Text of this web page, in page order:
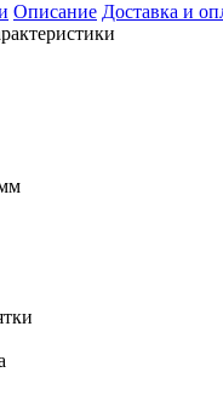
Описание Доставка и